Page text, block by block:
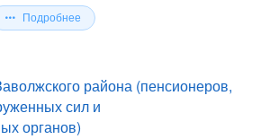
Подробнее
района (пенсионеров,
сил и
органов)